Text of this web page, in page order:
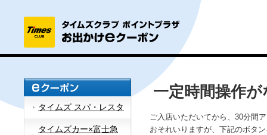
タイムズ スパ・レスタ
タイムズカー×富士急
一定時間操作
ご入店いただいてから、30分間
おそれいりますが、下記のボタ